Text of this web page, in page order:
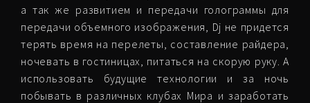
а так же развитием и передачи голограммы для
передачи объемного изображения, Dj не придется
терять время на перелеты, составление райдера,
ночевать в гостиницах, питаться на скорую руку. А
использовать будущие технологии и за ночь
побывать в различных клубах Мира и заработать